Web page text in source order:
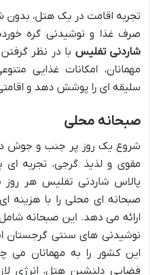
تجربه اقامت در یک هتل،
صرف غذا و نوشیدنی گره
شاردنی تفلیس با در نظر
مهمانان، امکانات غذایی
سلیقه ای را پوشش دهد و اقامتی
صبحانه محلی
شروع یک روز پر جنب و جوش
مقوی و لذیذ گرجی، تجربه
صبحانه ای محلی را با هزینه
ارائه می دهد. این صبحانه
نوشیدنی های سنتی
این کشور را به مهمانان می
فضایی دلنشین هتل، انرژی